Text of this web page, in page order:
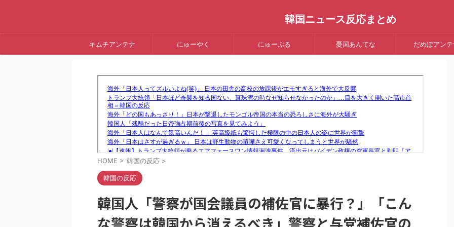
韓国ニュース反応まとめ
キムチアンテナ にゅーやく にゅーぷる 憂国あんてな だめぽアンテ
HOME > 韓国の反応 >
韓国の反応
韓国人「警察が国会議員の補佐官に暴行？」「こん